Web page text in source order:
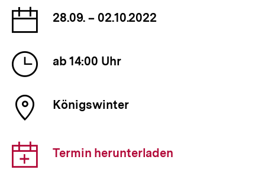
Datum
der
Veranstaltung
28.09. – 02.10.2022
Uhrzeit
der
Veranstaltung
ab 14:00 Uhr
Ort
der
Königswinter
Download-
Link:
Termin herunterladen